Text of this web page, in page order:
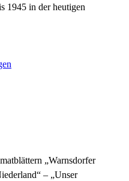
1945 in der heutigen
„Warnsdorfer
– „Unser